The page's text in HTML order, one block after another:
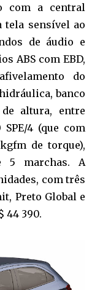
com a central
sensível ao
de áudio e
ABS com EBD,
do
banco
altura, entre
4 (que com
de torque),
5 marchas. A
com três
Preto Global e
44 390.